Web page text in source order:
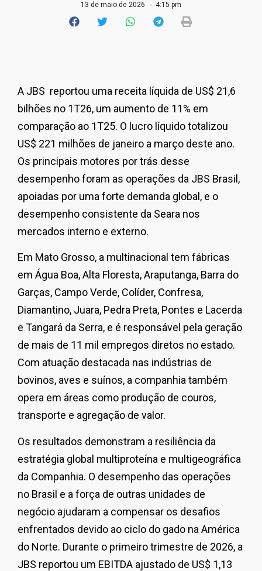
13 de maio de 2026 4:15 pm
A JBS reportou uma receita líquida de US$ 21,6
bilhões no 1T26, um aumento de 11% em
comparação ao 1T25. O lucro líquido totalizou
US$ 221 milhões de janeiro a março deste ano.
Os principais motores por trás desse
desempenho foram as operações da JBS Brasil,
apoiadas por uma forte demanda global, e o
desempenho consistente da Seara nos
mercados interno e externo.
Em Mato Grosso, a multinacional tem fábricas
em Água Boa, Alta Floresta, Araputanga, Barra do
Garças, Campo Verde, Colíder, Confresa,
Diamantino, Juara, Pedra Preta, Pontes e Lacerda
e Tangará da Serra, e é responsável pela geração
de mais de 11 mil empregos diretos no estado.
Com atuação destacada nas indústrias de
bovinos, aves e suínos, a companhia também
opera em áreas como produção de couros,
transporte e agregação de valor.
Os resultados demonstram a resiliência da
estratégia global multiproteína e multigeográfica
da Companhia. O desempenho das operações
no Brasil e a força de outras unidades de
negócio ajudaram a compensar os desafios
enfrentados devido ao ciclo do gado na América
do Norte. Durante o primeiro trimestre de 2026, a
JBS reportou um EBITDA ajustado de US$ 1,13